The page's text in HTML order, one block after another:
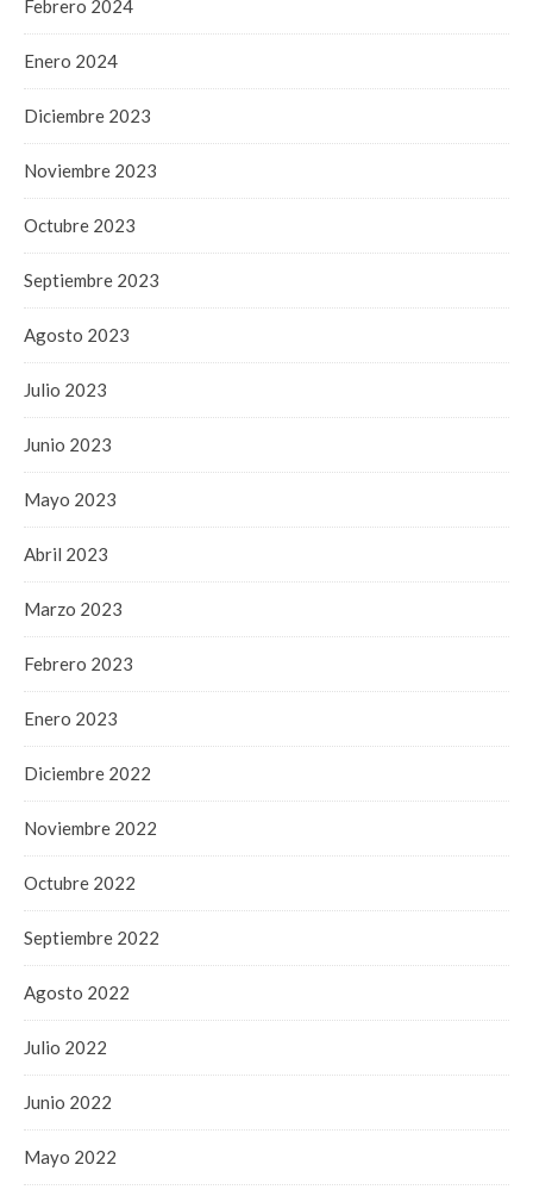
Febrero 2024
Enero 2024
Diciembre 2023
Noviembre 2023
Octubre 2023
Septiembre 2023
Agosto 2023
Julio 2023
Junio 2023
Mayo 2023
Abril 2023
Marzo 2023
Febrero 2023
Enero 2023
Diciembre 2022
Noviembre 2022
Octubre 2022
Septiembre 2022
Agosto 2022
Julio 2022
Junio 2022
Mayo 2022